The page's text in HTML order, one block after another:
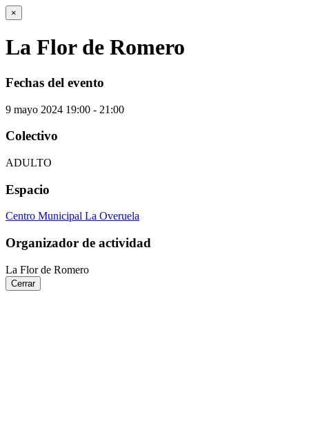
×
La Flor de Romero
Fechas del evento
9 mayo 2024 19:00 - 21:00
Colectivo
ADULTO
Espacio
Centro Municipal La Overuela
Organizador de actividad
La Flor de Romero
Cerrar